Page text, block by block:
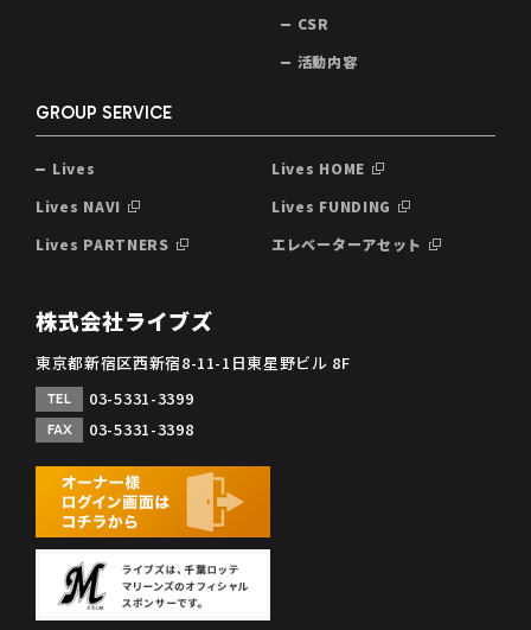
CSR
活動内容
GROUP SERVICE
Lives
Lives HOME
Lives NAVI
Lives FUNDING
Lives PARTNERS
エレベーターアセット
株式会社ライブズ
東京都新宿区西新宿8-11-1日東星野ビル 8F
TEL 03-5331-3399
FAX 03-5331-3398